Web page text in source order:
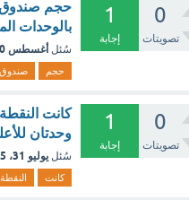
0
تصويتات
1
إجابة
بالوحدات المكعبة : ٧ ٨
سُئل أغسطس 30، 2025
حجم صندوق
0
تصويتات
1
إجابة
وحدتان
سُئل يوليو 31، 2025
كانت النقطة